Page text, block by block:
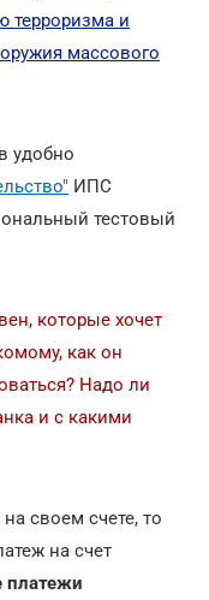
терроризма и
массового
удобно
ИПС
тестовый
которые хочет
как он
Надо ли
и с какими
своем счете, то
на счет
платежи